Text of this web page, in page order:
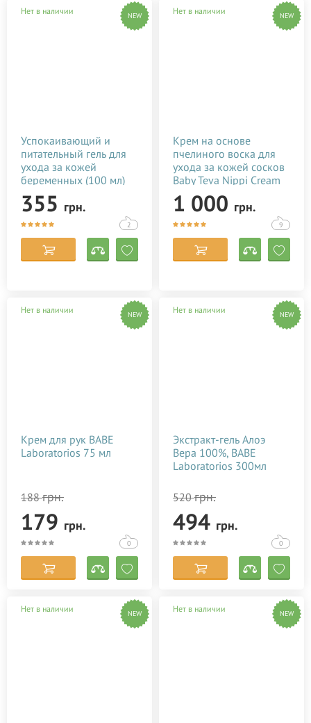
Нет в наличии NEW
Успокаивающий и
питательный гель для
ухода за кожей
беременных (100 мл)
355 грн.
2
Нет в наличии NEW
Крем на основе
пчелиного воска для
ухода за кожей сосков
Baby Teva Nippi Cream
50 мл
1 000 грн.
9
Нет в наличии NEW
Крем для рук BABE
Laboratorios 75 мл
188грн.
179 грн.
0
Нет в наличии NEW
Экстракт-гель Алоэ
Вера 100%, BABE
Laboratorios 300мл
520грн.
494 грн.
0
Нет в наличии NEW Нет в наличии NEW